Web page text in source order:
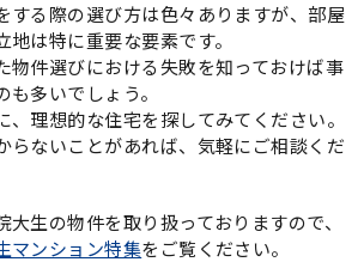
する際の選び方は色々ありますが、部屋
は特に重要な要素です。
物件選びにおける失敗を知っておけば事
多いでしょう。
、理想的な住宅を探してみてください。
らないことがあれば、気軽にご相談くだ
大生の物件を取り扱っておりますので、
マンション特集をご覧ください。